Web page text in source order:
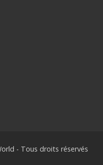
- Tous droits réservés